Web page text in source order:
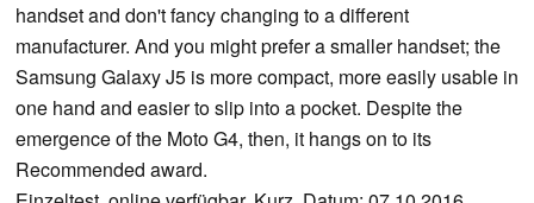
handset and don't fancy changing to a different
manufacturer. And you might prefer a smaller handset; the
Samsung Galaxy J5 is more compact, more easily usable in
one hand and easier to slip into a pocket. Despite the
emergence of the Moto G4, then, it hangs on to its
Recommended award.